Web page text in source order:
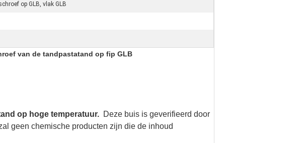
op GLB, vlak GLB
van de tandpastatand op fip GLB
op hoge temperatuur. Deze buis is geverifieerd door
geen chemische producten zijn die de inhoud